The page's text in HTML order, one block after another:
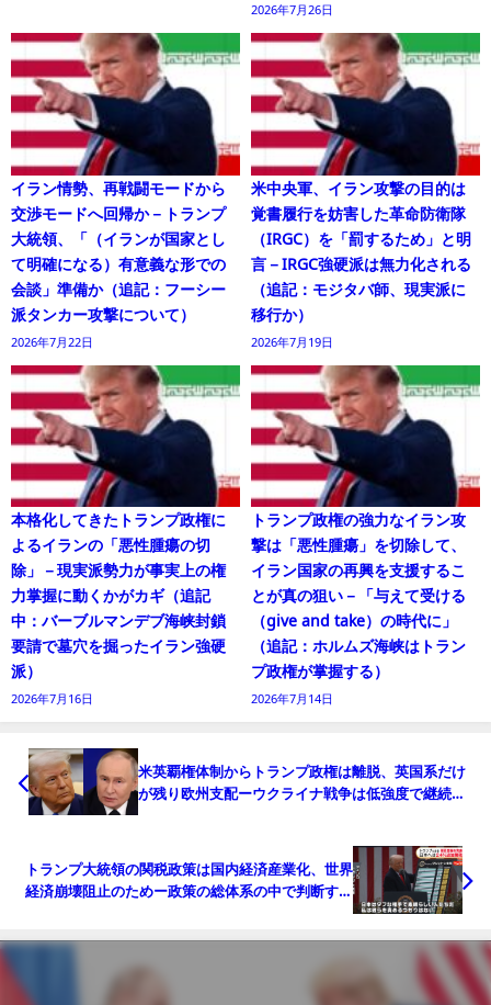
2026年7月26日
イラン情勢、再戦闘モードから
交渉モードへ回帰か－トランプ
大統領、「（イランが国家とし
て明確になる）有意義な形での
会談」準備か（追記：フーシー
派タンカー攻撃について）
2026年7月22日
米中央軍、イラン攻撃の目的は
覚書履行を妨害した革命防衛隊
（IRGC）を「罰するため」と明
言－IRGC強硬派は無力化される
（追記：モジタバ師、現実派に
移行か）
2026年7月19日
本格化してきたトランプ政権に
よるイランの「悪性腫瘍の切
除」－現実派勢力が事実上の権
力掌握に動くかがカギ（追記
中：バーブルマンデブ海峡封鎖
要請で墓穴を掘ったイラン強硬
派）
2026年7月16日
トランプ政権の強力なイラン攻
撃は「悪性腫瘍」を切除して、
イラン国家の再興を支援するこ
とが真の狙い－「与えて受ける
（give and take）の時代に」
（追記：ホルムズ海峡はトラン
プ政権が掌握する）
2026年7月14日
米英覇権体制からトランプ政権は離脱、英国系だけ
が残り欧州支配ーウクライナ戦争は低強度で継続の
トランプ大統領の関税政策は国内経済産業化、世界
経済崩壊阻止のためー政策の総体系の中で判断すべ